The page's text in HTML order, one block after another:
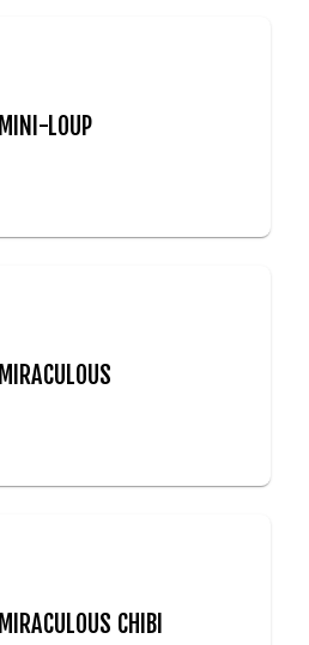
MINI-LOUP
MIRACULOUS
MIRACULOUS CHIBI